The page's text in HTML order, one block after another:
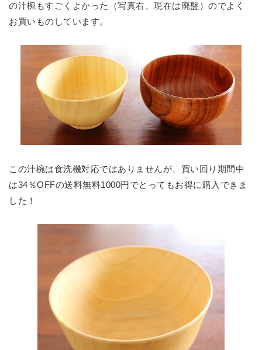
の汁椀もすごくよかった（写真右、現在は廃盤）のでよく
お買いものしています。
この汁椀は食洗機対応ではありませんが、買い回り期間中
は34％OFFの送料無料1000円でとってもお得に購入できま
した！